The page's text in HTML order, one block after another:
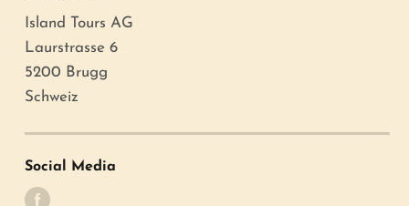
Island Tours AG
Laurstrasse 6
5200 Brugg
Schweiz
Social Media